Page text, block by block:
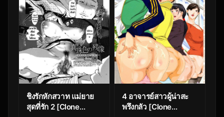
ชิงรักหักสวาท แม่ยาย
สุดที่รัก 2 [Clone
4 อาจารย์สาวผู้น่าสะ
พรึงกลัว [Clone